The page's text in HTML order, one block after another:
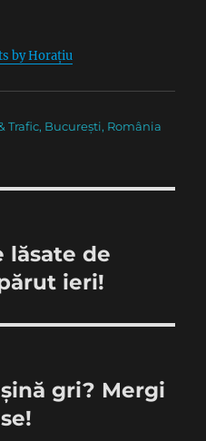
by Horațiu
Trafic, București, România
lăsate de
ieri!
gri? Mergi